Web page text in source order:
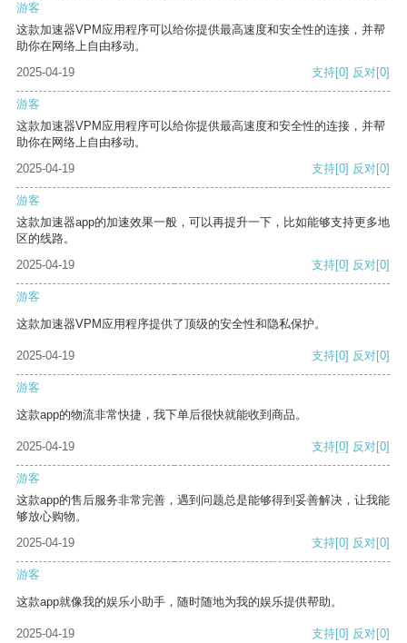
游客
这款加速器VPM应用程序可以给你提供最高速度和安全性的连接，并帮
助你在网络上自由移动。
2025-04-19
支持[0] 反对[0]
游客
这款加速器VPM应用程序可以给你提供最高速度和安全性的连接，并帮
助你在网络上自由移动。
2025-04-19
支持[0] 反对[0]
游客
这款加速器app的加速效果一般，可以再提升一下，比如能够支持更多地
区的线路。
2025-04-19
支持[0] 反对[0]
游客
这款加速器VPM应用程序提供了顶级的安全性和隐私保护。
2025-04-19 支持[0] 反对[0]
游客
这款app的物流非常快捷，我下单后很快就能收到商品。
2025-04-19 支持[0] 反对[0]
游客
这款app的售后服务非常完善，遇到问题总是能够得到妥善解决，让我能
够放心购物。
2025-04-19
支持[0] 反对[0]
游客
这款app就像我的娱乐小助手，随时随地为我的娱乐提供帮助。
2025-04-19 支持[0] 反对[0]